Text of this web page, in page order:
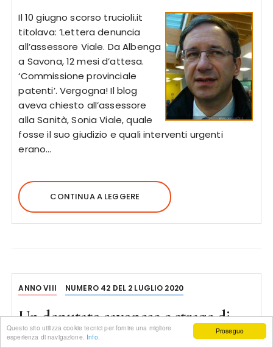
Proseguo
Questo sito utilizza cookie tecnici per fornire una migliore
esperienza di navigazione. Info.
Il 10 giugno scorso trucioli.it
titolava: ‘Lettera denuncia
all’assessore Viale. Da Albenga
a Savona, 12 mesi d’attesa.
‘Commissione provinciale
patenti’. Vergogna! Il blog
aveva chiesto all’assessore
alla Sanità, Sonia Viale, quale
fosse il suo giudizio e quali interventi urgenti
erano…
CONTINUA A LEGGERE
ANNO VIII NUMERO 42 DEL 2 LUGLIO 2020
Un deputato savonese e strage di
Ustica